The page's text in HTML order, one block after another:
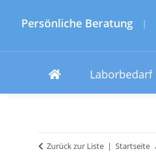
Persönliche Beratung |
Laborbedarf
Zurück zur Liste Startseite